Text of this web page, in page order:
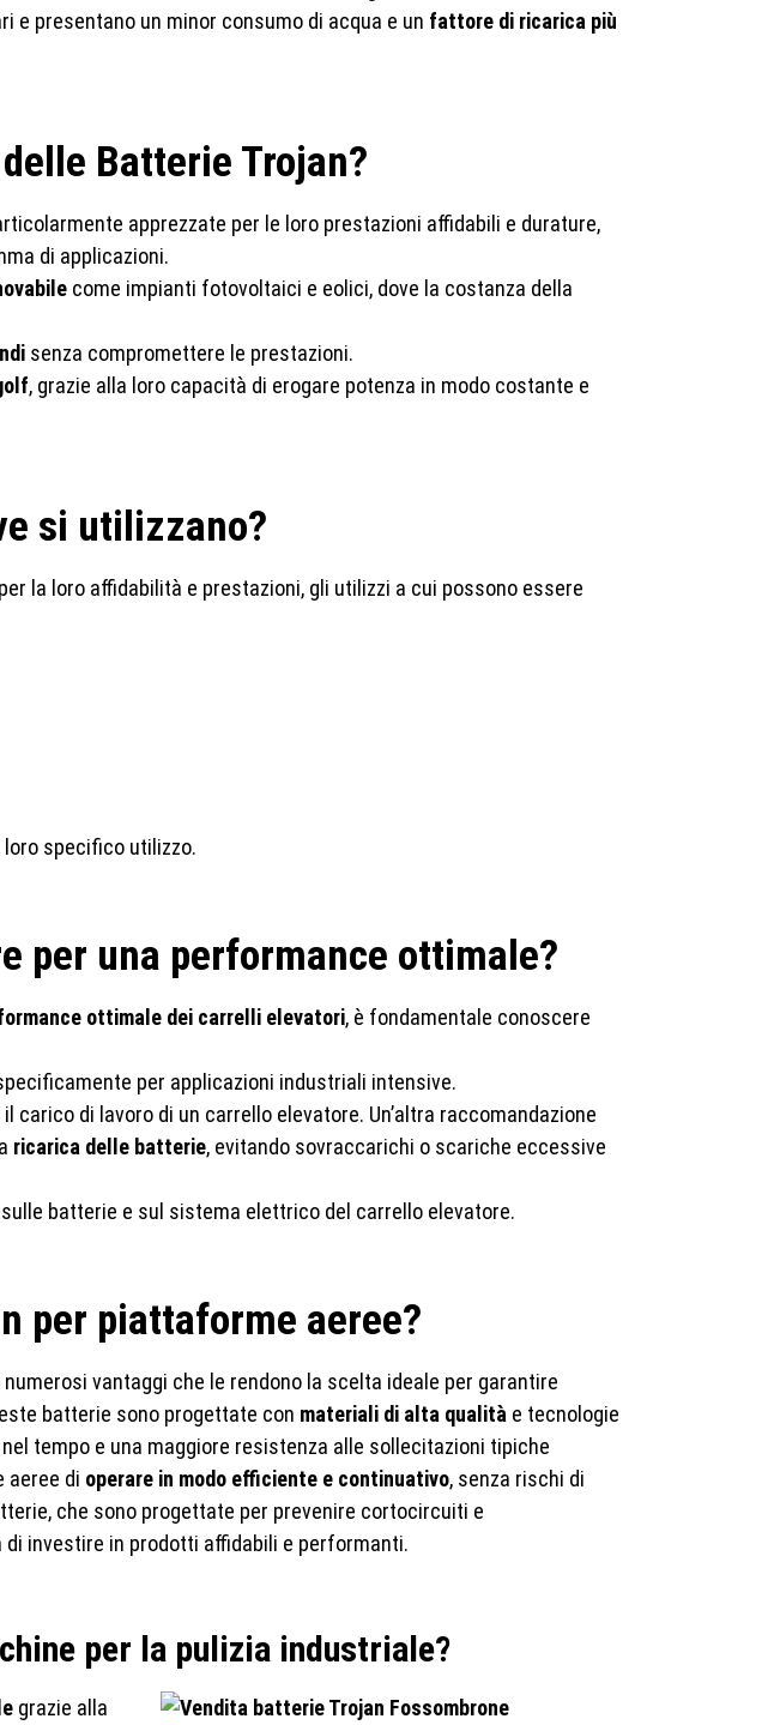
presentano un minor consumo di acqua e un fattore di ricarica più
Batterie Trojan?
apprezzate per le loro prestazioni affidabili e durature,
di applicazioni.
come impianti fotovoltaici e eolici, dove la costanza della
senza compromettere le prestazioni.
, grazie alla loro capacità di erogare potenza in modo costante e
si utilizzano?
la loro affidabilità e prestazioni, gli utilizzi a cui possono essere
specifico utilizzo.
per una performance ottimale?
ottimale dei carrelli elevatori, è fondamentale conoscere
per applicazioni industriali intensive.
carico di lavoro di un carrello elevatore. Un’altra raccomandazione
ricarica delle batterie, evitando sovraccarichi o scariche eccessive
sulle batterie e sul sistema elettrico del carrello elevatore.
per piattaforme aeree?
vantaggi che le rendono la scelta ideale per garantire
batterie sono progettate con materiali di alta qualità e tecnologie
tempo e una maggiore resistenza alle sollecitazioni tipiche
aeree di operare in modo efficiente e continuativo, senza rischi di
che sono progettate per prevenire cortocircuiti e
di investire in prodotti affidabili e performanti.
per la pulizia industriale?
grazie alla